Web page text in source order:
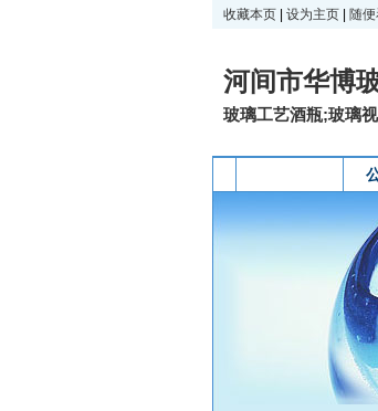
收藏本页 设为主页 随
河间市华博
玻璃工艺酒瓶;玻璃